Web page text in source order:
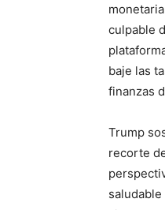
culpable
baje las
finanzas
Trump
recorte